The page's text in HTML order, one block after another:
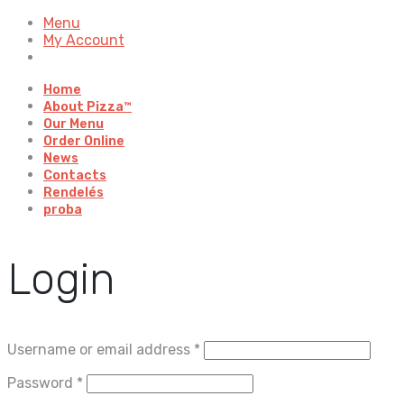
Menu
My Account
Home
About Pizza™
Our Menu
Order Online
News
Contacts
Rendelés
proba
Login
Username or email address *
Password *